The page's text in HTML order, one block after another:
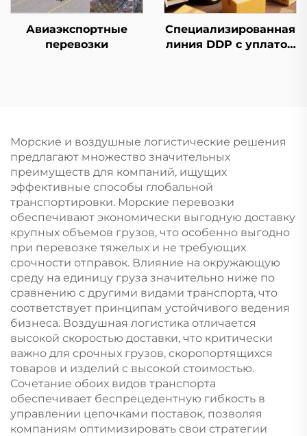
Авиаэкспортные
перевозки
Специализированная
линия DDP с уплатой
Морские и воздушные логистические решения
предлагают множество значительных
преимуществ для компаний, ищущих
эффективные способы глобальной
транспортировки. Морские перевозки
обеспечивают экономически выгодную доставку
крупных объемов грузов, что особенно выгодно
при перевозке тяжелых и не требующих
срочности отправок. Влияние на окружающую
среду на единицу груза значительно ниже по
сравнению с другими видами транспорта, что
соответствует принципам устойчивого ведения
бизнеса. Воздушная логистика отличается
высокой скоростью доставки, что критически
важно для срочных грузов, скоропортящихся
товаров и изделий с высокой стоимостью.
Сочетание обоих видов транспорта
обеспечивает беспрецедентную гибкость в
управлении цепочками поставок, позволяя
компаниям оптимизировать свои стратегии